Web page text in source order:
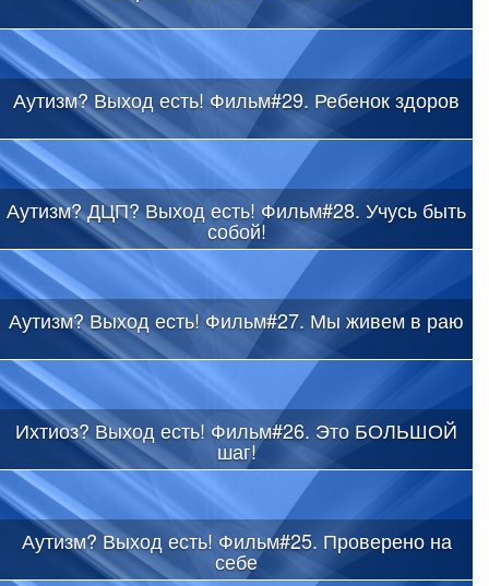
Аутизм? Выход есть! Фильм#29. Ребенок здоров
Аутизм? ДЦП? Выход есть! Фильм#28. Учусь быть
собой!
Аутизм? Выход есть! Фильм#27. Мы живем в раю
Ихтиоз? Выход есть! Фильм#26. Это БОЛЬШОЙ
шаг!
Аутизм? Выход есть! Фильм#25. Проверено на
себе